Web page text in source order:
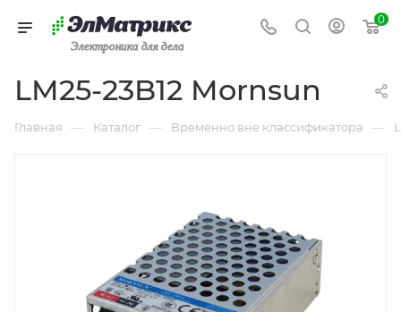
Электроника для дела
0
LM25-23B12 Mornsun
Главная — Каталог — Временно вне классификатора —